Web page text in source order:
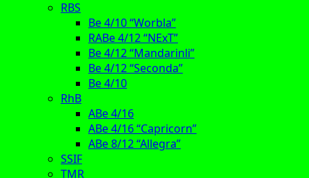
RBS
Be 4/10 “Worbla”
RABe 4/12 “NExT”
Be 4/12 “Mandarinli”
Be 4/12 “Seconda”
Be 4/10
RhB
ABe 4/16
ABe 4/16 “Capricorn”
ABe 8/12 “Allegra”
SSIF
TMR